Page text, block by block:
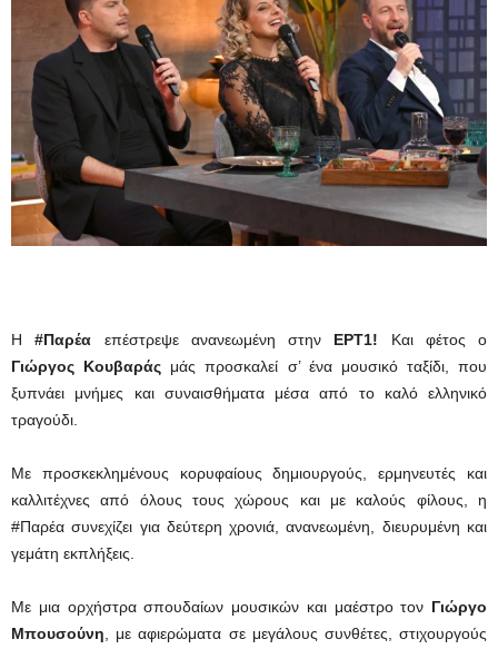
Η#Παρέα επέστρεψε ανανεωμένη στην ΕΡΤ1!
Και φέτος ο
Γιώργος Κουβαράς μάς προσκαλεί σ’ ένα μουσικό ταξίδι, που
ξυπνάει μνήμες και συναισθήματα μέσα από το καλό ελληνικό
τραγούδι.
Με προσκεκλημένους κορυφαίους δημιουργούς, ερμηνευτές και
καλλιτέχνες από όλους τους χώρους και με καλούς φίλους, η
#Παρέα συνεχίζει για δεύτερη χρονιά, ανανεωμένη, διευρυμένη και
γεμάτη εκπλήξεις.
Με μια ορχήστρα σπουδαίων μουσικών και μαέστρο τον Γιώργο
Μπουσούνη , με αφιερώματα σε μεγάλους συνθέτες, στιχουργούς